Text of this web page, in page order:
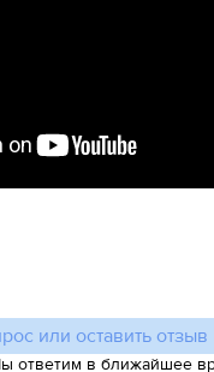
или оставить отзыв
ответим в ближайшее